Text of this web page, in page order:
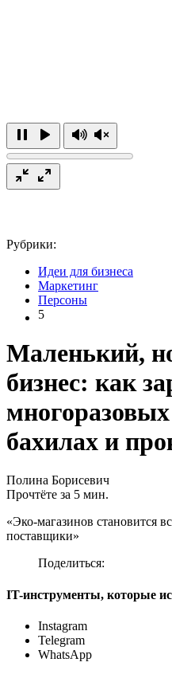
Рубрики:
Идеи для бизнеса
Маркетинг
Персоны
5
Маленький,
бизнес: как
бахилах и
Полина Борисевич
Прочтёте за 5 мин.
«Эко-магазинов становится
поставщики»
Поделиться:
IT-инструменты, которые
Instagram
Telegram
WhatsApp